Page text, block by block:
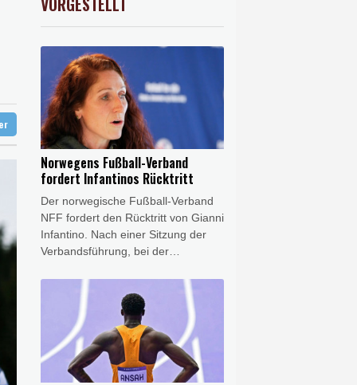
bei Exporten
Tief
0.04%
Norwegens Fußball-Verband
fordert Infantinos Rücktritt
Der norwegische Fußball-Verband
NFF fordert den Rücktritt von Gianni
Infantino. Nach einer Sitzung der
Verbandsführung, bei der
umstrittenen FIFA-Chefs erörtert
wurde, sagte die NFF-Vorsitzende
Lise Klaveness auf einer
Pressekonferenz: "Wir werden den
FIFA-Präsidenten jetzt zum Rücktritt
auffordern."